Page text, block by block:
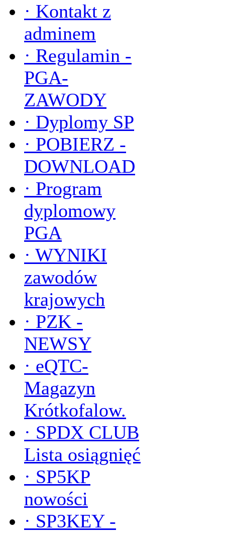
· Kontakt z
adminem
· Regulamin -
PGA-
ZAWODY
· Dyplomy SP
· POBIERZ -
DOWNLOAD
· Program
dyplomowy
PGA
· WYNIKI
zawodów
krajowych
· PZK -
NEWSY
· eQTC-
Magazyn
Krótkofalow.
· SPDX CLUB
Lista osiągnięć
· SP5KP
nowości
· SP3KEY -